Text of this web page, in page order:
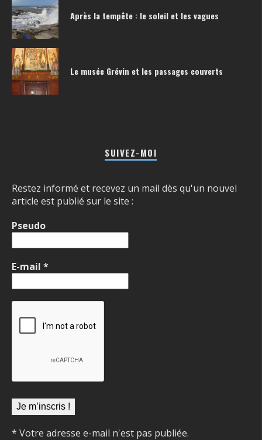
Après la tempête : le soleil et les vagues
Le musée Grévin et les passages couverts
SUIVEZ-MOI
Restez informé et recevez un mail dès qu'un nouvel
article est publié sur le site :
Pseudo
E-mail *
* Votre adresse e-mail n'est pas publiée.